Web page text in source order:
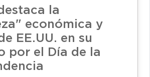
la
económica y
EE.UU. en su
por el Día de la